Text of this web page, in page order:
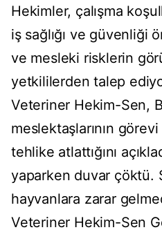
Hekimler, çalışma
iş sağlığı ve güvenliği
ve mesleki risklerin
yetkililerden talep
Veteriner Hekim-Sen,
meslektaşlarının
tehlike atlattığını
yaparken duvar çöktü.
hayvanlara zarar
Veteriner Hekim-Sen